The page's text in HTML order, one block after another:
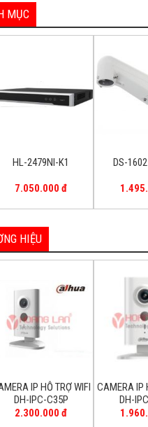
MỤC
HL-2479NI-K1
7.050.000 đ
DS-
HIỆU
IP HỖ TRỢ WIFI
DH-IPC-C35P
2.300.000 đ
CAMERA IP
DH-